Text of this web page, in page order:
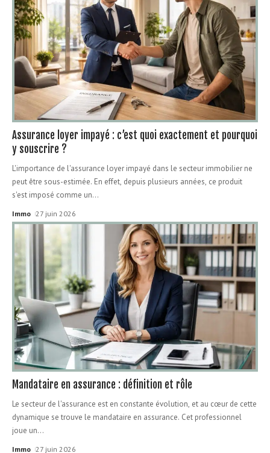
Assurance loyer impayé : c’est quoi exactement et pourquoi
y souscrire ?
L'importance de l'assurance loyer impayé dans le secteur immobilier ne
peut être sous-estimée. En effet, depuis plusieurs années, ce produit
s'est imposé comme un…
Immo 27 juin 2026
Mandataire en assurance : définition et rôle
Le secteur de l'assurance est en constante évolution, et au cœur de cette
dynamique se trouve le mandataire en assurance. Cet professionnel
joue un…
Immo 27 juin 2026